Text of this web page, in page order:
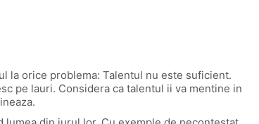
la orice problema: Talentul nu este suficient.
pe lauri. Considera ca talentul ii va mentine in